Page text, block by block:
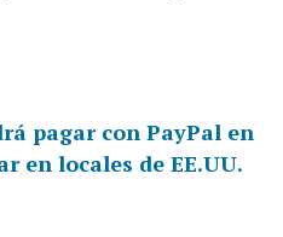
pagar con PayPal en
en locales de EE.UU.